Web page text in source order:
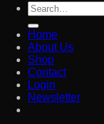
Search
for:
Home
About Us
Shop
Contact
Login
Newsletter